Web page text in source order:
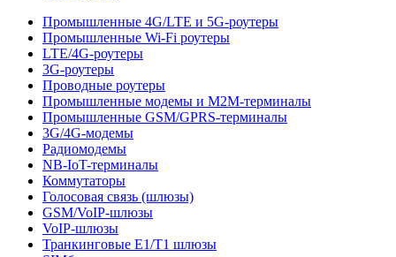
Промышленные 4G/LTE и 5G-роутеры
Промышленные Wi-Fi роутеры
LTE/4G-роутеры
3G-роутеры
Проводные роутеры
Промышленные модемы и M2M-терминалы
Промышленные GSM/GPRS-терминалы
3G/4G-модемы
Радиомодемы
NB-IoT-терминалы
Коммутаторы
Голосовая связь (шлюзы)
GSM/VoIP-шлюзы
VoIP-шлюзы
Транкинговые E1/T1 шлюзы